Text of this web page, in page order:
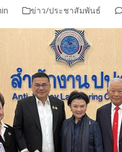
ข่าว/ประชาสัมพันธ์